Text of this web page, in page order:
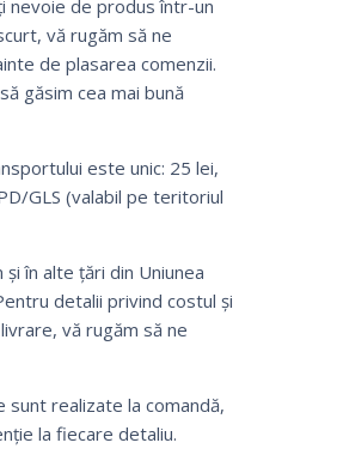
nevoie de produs într-un
vă rugăm să ne
de plasarea comenzii.
găsim cea mai bună
este unic: 25 lei,
GLS (valabil pe teritoriul
și în alte țări din Uniunea
detalii privind costul și
vă rugăm să ne
sunt realizate la comandă,
la fiecare detaliu.